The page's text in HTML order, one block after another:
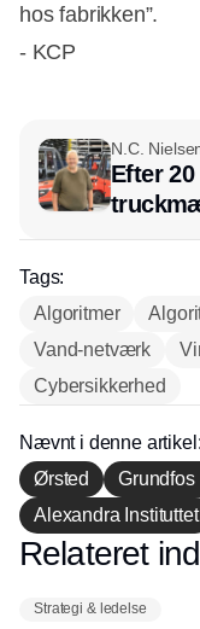
hos fabrikken”.
- KCP
N.C.
Efter
Tags:
Algoritmer
Vand-netværk
Cybersikkerhed
Nævnt i denne artikel:
Ørsted
Grundfos
Alexandra Instituttet
Relateret
Strategi & ledelse